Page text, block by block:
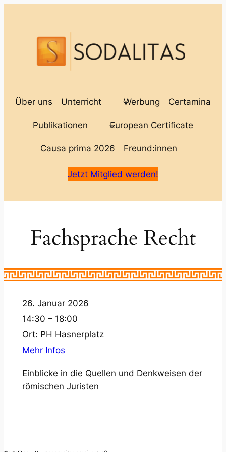
springen
Über uns Unterricht Werbung Certamina
Publikationen European Certificate
Causa prima 2026 Freund:innen
Jetzt Mitglied werden!
Fachsprache Recht
26. Januar 2026
14:30 – 18:00
Ort: PH Hasnerplatz
Mehr Infos
Einblicke in die Quellen und Denkweisen der
römischen Juristen